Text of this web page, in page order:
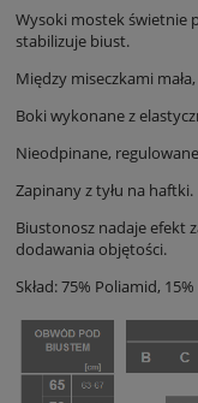
Wysoki mostek świetnie
stabilizuje biust.
Między miseczkami
Boki wykonane z
Nieodpinane,
Zapinany z tyłu na haftki.
Biustonosz nadaje efekt
dodawania objętości.
Skład: 75% Poliamid,